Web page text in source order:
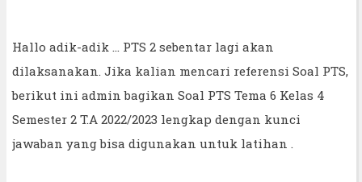
Hallo adik-adik ... PTS 2 sebentar lagi akan
dilaksanakan. Jika kalian mencari referensi Soal PTS,
berikut ini admin bagikan Soal PTS Tema 6 Kelas 4
Semester 2 T.A 2022/2023 lengkap dengan kunci
jawaban yang bisa digunakan untuk latihan .